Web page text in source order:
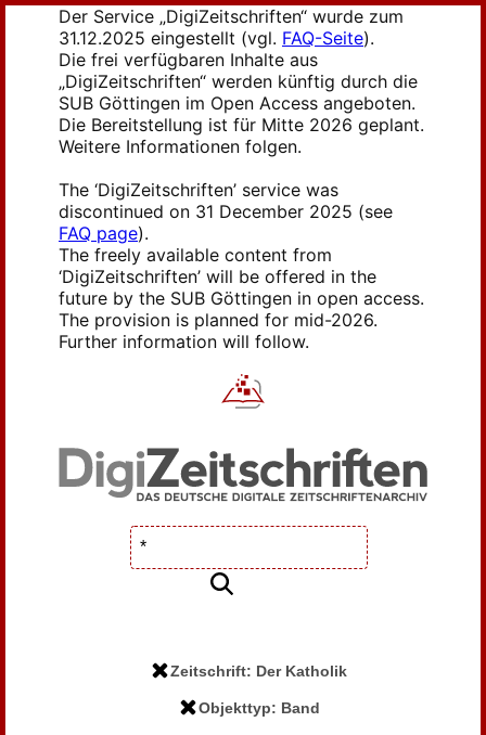
Der Service „DigiZeitschriften“ wurde zum
31.12.2025 eingestellt (vgl. FAQ-Seite).
Die frei verfügbaren Inhalte aus
„DigiZeitschriften“ werden künftig durch die
SUB Göttingen im Open Access angeboten.
Die Bereitstellung ist für Mitte 2026 geplant.
Weitere Informationen folgen.
The ‘DigiZeitschriften’ service was
discontinued on 31 December 2025 (see
FAQ page).
The freely available content from
‘DigiZeitschriften’ will be offered in the
future by the SUB Göttingen in open access.
The provision is planned for mid-2026.
Further information will follow.
Zeitschrift: Der Katholik
Objekttyp: Band